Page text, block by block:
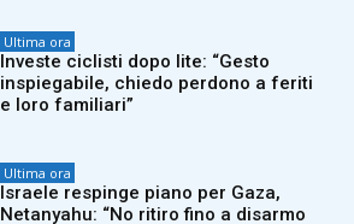
Ultima ora
Investe ciclisti dopo lite: “Gesto
inspiegabile, chiedo perdono a feriti
e loro familiari”
Ultima ora
Israele respinge piano per Gaza,
Netanyahu: “No ritiro fino a disarmo